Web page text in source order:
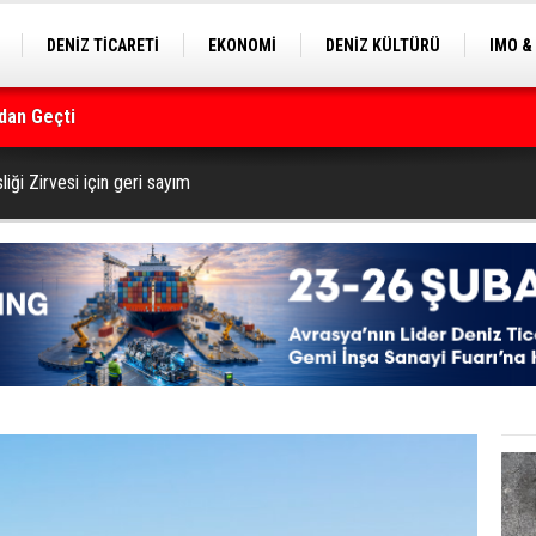
DENİZ TİCARETİ EKONOMİ DENİZ KÜLTÜRÜ
IMO
Geçti
Zirvesi için geri sayım